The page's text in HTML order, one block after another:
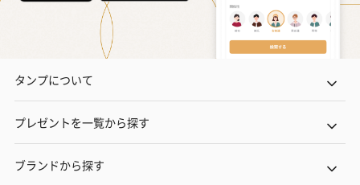
タンプについて
プレゼントを一覧から探す
ブランドから探す